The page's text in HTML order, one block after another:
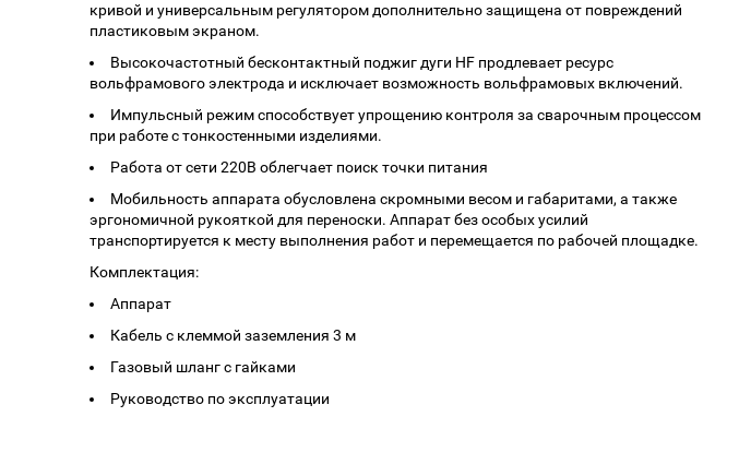
кривой и универсальным регулятором дополнительно защищена от повреждений
пластиковым экраном.
Высокочастотный бесконтактный поджиг дуги HF продлевает ресурс
вольфрамового электрода и исключает возможность вольфрамовых включений.
Импульсный режим способствует упрощению контроля за сварочным процессом
при работе с тонкостенными изделиями.
Работа от сети 220В облегчает поиск точки питания
Мобильность аппарата обусловлена скромными весом и габаритами, а также
эргономичной рукояткой для переноски. Аппарат без особых усилий
транспортируется к месту выполнения работ и перемещается по рабочей площадке.
Комплектация:
Аппарат
Кабель с клеммой заземления 3 м
Газовый шланг с гайками
Руководство по эксплуатации